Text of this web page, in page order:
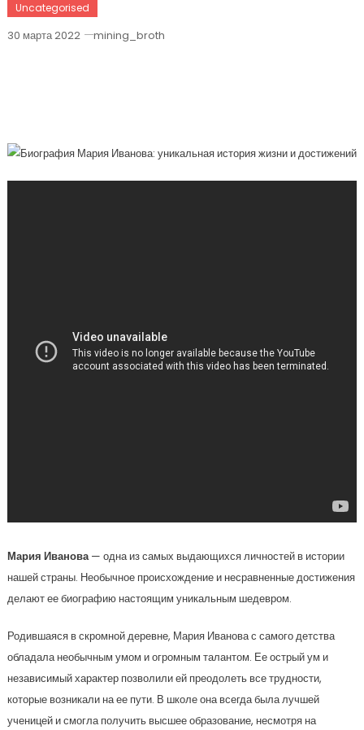
Uncategorised
30 марта 2022 mining_broth
Мария Иванова— одна из самых выдающихся личностей в истории
нашей страны. Необычное происхождение и несравненные достижения
делают ее биографию настоящим уникальным шедевром.
Родившаяся в скромной деревне, Мария Иванова с самого детства
обладала необычным умом и огромным талантом. Ее острый ум и
независимый характер позволили ей преодолеть все трудности,
которые возникали на ее пути. В школе она всегда была лучшей
ученицей и смогла получить высшее образование, несмотря на